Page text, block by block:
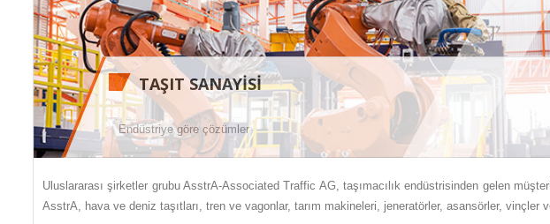
TAŞIT SANAYISI
Endüstriye göre çözümler
Uluslararası şirketler grubu AsstrA-Associated Traffic AG, taşımacılık endüstrisinden gelen
AsstrA, hava ve deniz taşıtları, tren ve vagonlar, tarım makineleri, jeneratörler, asansörler, vinçler